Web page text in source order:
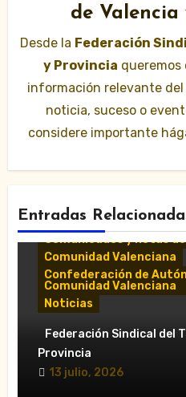
de Valencia
Desde la Federación
y Provincia queremos
información relevante
noticia, suceso o
considere importante
Entradas
Comunicados y notas
Comunidad Valenciana
Confederación de
Comunidad Valenciana
Noticias
«El taxi de Alicante
desánimo tras una
con la Conselleria
5/2026»
Federación Sindical del
Provincia
13 julio, 2026